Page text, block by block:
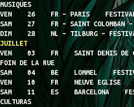
MUSIQUES
VEN 26 FR – PARIS FESTIVAL
SAM 27 FR – SAINT COLOMBAN –
DIM 28 NL – TILBURG –
JUILLET
VEN 03 FR SAINT DENIS DE
FOIN DE LA RUE
SAM 04 BE LOMMEL FESTIVAL
VEN 10 FR NEUVE EGLISE
SAM 11 ES BARCELONA
CULTURAS